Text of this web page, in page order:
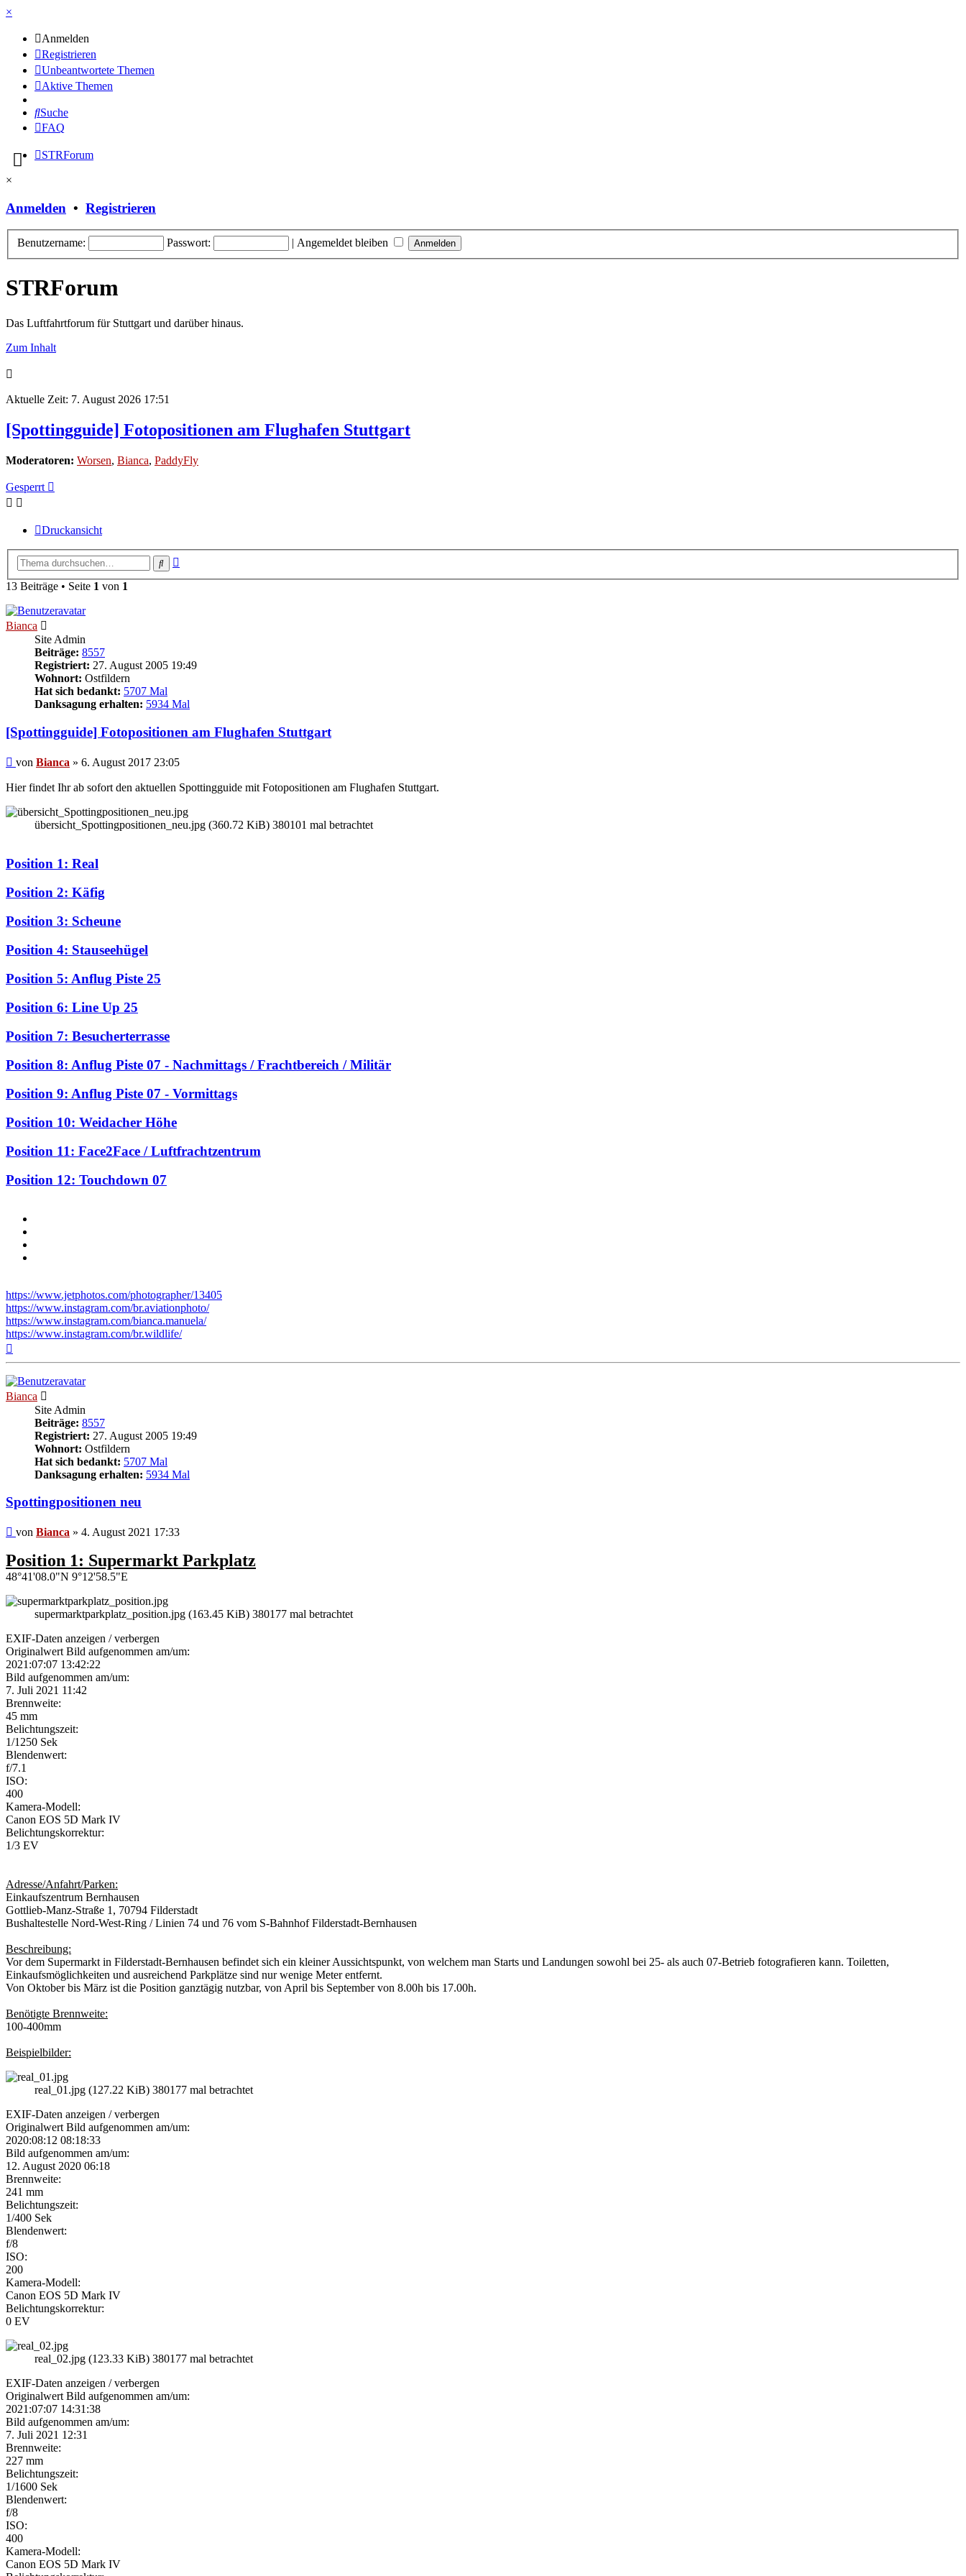
×
Anmelden
Registrieren
Unbeantwortete Themen
Aktive Themen
Suche
FAQ
STRForum
×
Anmelden • Registrieren
Benutzername: Passwort: | Angemeldet bleiben
STRForum
Das Luftfahrtforum für Stuttgart und darüber hinaus.
Zum Inhalt
Aktuelle Zeit: 7. August 2026 17:51
[Spottingguide] Fotopositionen am Flughafen Stuttgart
Moderatoren: Worsen, Bianca, PaddyFly
Gesperrt
Druckansicht
Suche
13 Beiträge • Seite 1 von 1
Bianca
Site Admin
Beiträge: 8557
Registriert: 27. August 2005 19:49
Wohnort: Ostfildern
Hat sich bedankt: 5707 Mal
Danksagung erhalten: 5934 Mal
[Spottingguide] Fotopositionen am Flughafen Stuttgart
Beitrag
von Bianca » 6. August 2017 23:05
Hier findet Ihr ab sofort den aktuellen Spottingguide mit Fotopositionen am Flughafen Stuttgart.
übersicht_Spottingpositionen_neu.jpg (360.72 KiB) 380101 mal betrachtet
Position 1: Real
Position 2: Käfig
Position 3: Scheune
Position 4: Stauseehügel
Position 5: Anflug Piste 25
Position 6: Line Up 25
Position 7: Besucherterrasse
Position 8: Anflug Piste 07 - Nachmittags / Frachtbereich / Militär
Position 9: Anflug Piste 07 - Vormittags
Position 10: Weidacher Höhe
Position 11: Face2Face / Luftfrachtzentrum
Position 12: Touchdown 07
https://www.jetphotos.com/photographer/13405
https://www.instagram.com/br.aviationphoto/
https://www.instagram.com/bianca.manuela/
https://www.instagram.com/br.wildlife/
Bianca
Site Admin
Beiträge: 8557
Registriert: 27. August 2005 19:49
Wohnort: Ostfildern
Hat sich bedankt: 5707 Mal
Danksagung erhalten: 5934 Mal
Spottingpositionen neu
Beitrag
von Bianca » 4. August 2021 17:33
Position 1: Supermarkt Parkplatz
48°41'08.0"N 9°12'58.5"E
supermarktparkplatz_position.jpg (163.45 KiB) 380177 mal betrachtet
EXIF-Daten anzeigen / verbergen
Originalwert Bild aufgenommen am/um:
2021:07:07 13:42:22
Bild aufgenommen am/um:
7. Juli 2021 11:42
Brennweite:
45 mm
Belichtungszeit:
1/1250 Sek
Blendenwert:
f/7.1
ISO:
400
Kamera-Modell:
Canon EOS 5D Mark IV
Belichtungskorrektur:
1/3 EV
Adresse/Anfahrt/Parken:
Einkaufszentrum Bernhausen
Gottlieb-Manz-Straße 1, 70794 Filderstadt
Bushaltestelle Nord-West-Ring / Linien 74 und 76 vom S-Bahnhof Filderstadt-Bernhausen
Beschreibung:
Vor dem Supermarkt in Filderstadt-Bernhausen befindet sich ein kleiner Aussichtspunkt, von welchem man Starts und Landungen sowohl bei 25- als auch 07-Betrieb fotografieren kann. Toiletten,
Einkaufsmöglichkeiten und ausreichend Parkplätze sind nur wenige Meter entfernt.
Von Oktober bis März ist die Position ganztägig nutzbar, von April bis September von 8.00h bis 17.00h.
Benötigte Brennweite:
100-400mm
Beispielbilder:
real_01.jpg (127.22 KiB) 380177 mal betrachtet
EXIF-Daten anzeigen / verbergen
Originalwert Bild aufgenommen am/um:
2020:08:12 08:18:33
Bild aufgenommen am/um:
12. August 2020 06:18
Brennweite:
241 mm
Belichtungszeit:
1/400 Sek
Blendenwert:
f/8
ISO:
200
Kamera-Modell:
Canon EOS 5D Mark IV
Belichtungskorrektur:
0 EV
real_02.jpg (123.33 KiB) 380177 mal betrachtet
EXIF-Daten anzeigen / verbergen
Originalwert Bild aufgenommen am/um:
2021:07:07 14:31:38
Bild aufgenommen am/um:
7. Juli 2021 12:31
Brennweite:
227 mm
Belichtungszeit:
1/1600 Sek
Blendenwert:
f/8
ISO:
400
Kamera-Modell:
Canon EOS 5D Mark IV